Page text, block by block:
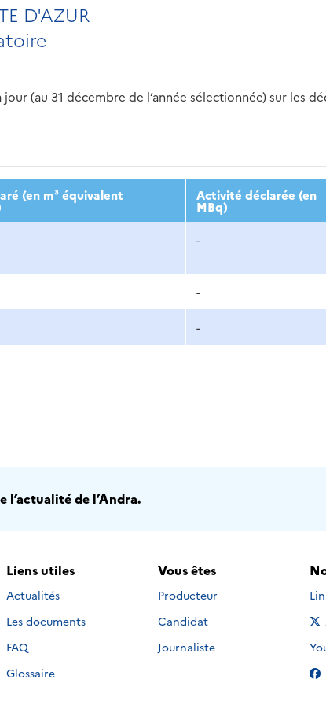
D'AZUR
(au 31 décembre de l’année sélectionnée) sur les
2017 2018 2019
(en m³ équivalent Activité déclarée (en
MBq)
-
-
-
de l’Andra.
Liens utiles
Actualités
Les documents
FAQ
Glossaire
Vous êtes
Producteur
Candidat
Journaliste